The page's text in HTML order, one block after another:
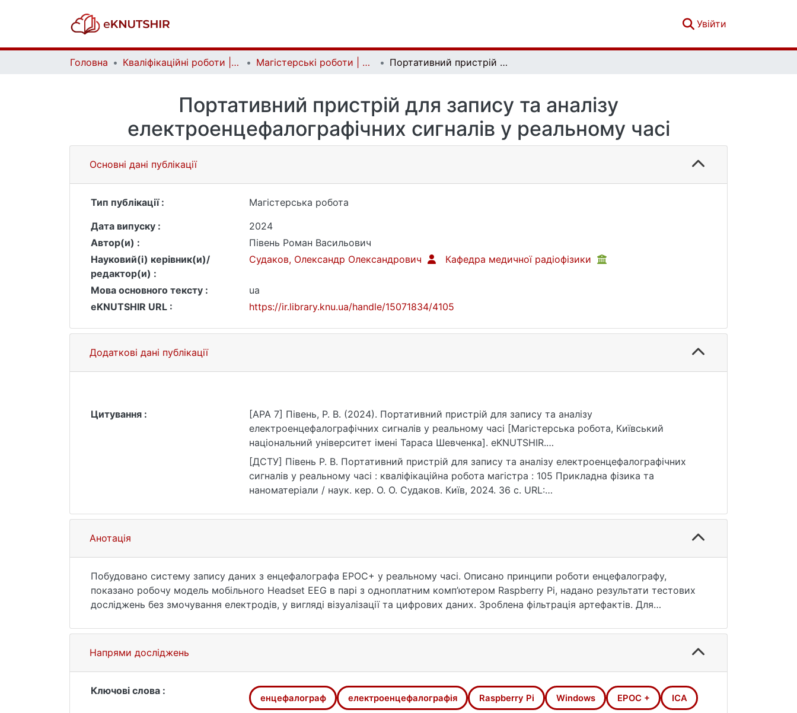
Увійти
Головна Кваліфікаційні роботи | Qualifying works Магістерські роботи | Master's theses Портативний пристрій для запису та аналізу електроенцефалографічних сигналів у реальному часі
Портативний пристрій для запису та аналізу
електроенцефалографічних сигналів у реальному часі
Основні дані публікації
Тип публікації :
Магістерська робота
Дата випуску :
2024
Автор(и) :
Півень Роман Васильович
Науковий(і) керівник(и)/
редактор(и) :
Судаков, Олександр Олександрович Кафедра медичної радіофізики
Мова основного тексту :
ua
eKNUTSHIR URL :
https://ir.library.knu.ua/handle/15071834/4105
Додаткові дані публікації
Цитування :
[APA 7] Півень, Р. В. (2024). Портативний пристрій для запису та аналізу
електроенцефалографічних сигналів у реальному часі [Магістерська робота, Київський
національний університет імені Тараса Шевченка]. eKNUTSHIR.
https://ir.library.knu.ua/handle/15071834/4105
[ДСТУ] Півень Р. В. Портативний пристрій для запису та аналізу електроенцефалографічних
сигналів у реальному часі : кваліфікаційна робота магістра : 105 Прикладна фізика та
наноматеріали / наук. кер. О. О. Судаков. Київ, 2024. 36 с. URL:
Анотація
Побудовано систему запису даних з енцефалографа EPOC+ у реальному часі. Описано принципи роботи енцефалографу,
показано робочу модель мобільного Headset EEG в парі з одноплатним комп’ютером Raspberry Pi, надано результати тестових
досліджень без змочування електродів, у вигляді візуалізації та цифрових даних. Зроблена фільтрація артефактів. Для
Аналізу (ICA). Було проведено тестування для оцінки ефективності фільтра ICA.
Напрями досліджень
Ключові слова :
енцефалограф електроенцефалографія Raspberry Pi Windows EPOC + ICA